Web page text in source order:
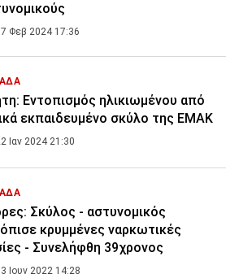
Φεβ 2024 17:36
Εντοπισμός ηλικιωμένου από
εκπαιδευμένο σκύλο της ΕΜΑΚ
Ιαν 2024 21:30
Σκύλος - αστυνομικός
κρυμμένες ναρκωτικές
- Συνελήφθη 39χρονος
Ιουν 2022 14:28